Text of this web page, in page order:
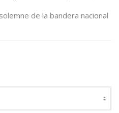
de la bandera nacional